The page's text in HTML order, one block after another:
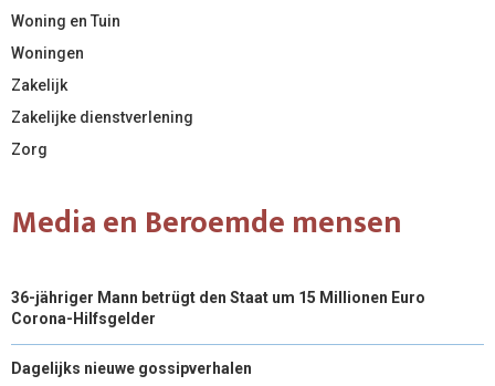
Woning en Tuin
Woningen
Zakelijk
Zakelijke dienstverlening
Zorg
Media en Beroemde mensen
36-jähriger Mann betrügt den Staat um 15 Millionen Euro
Corona-Hilfsgelder
Dagelijks nieuwe gossipverhalen